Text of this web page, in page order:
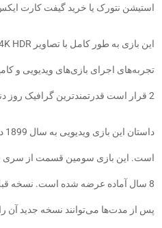
استیشن نتورک یا خرید گیفت کارت ایکس
تجربه‌های اجرای بازی‌های ویدیویی و
2 قرار است قدرتمندترین گرافیک روز دنیا را در میان بازی‌های ویدیویی داشته باشد.
است. این بازی سومین قسمت از سری
پس از مدت‌ها می‌توانند نسخه جدید آن